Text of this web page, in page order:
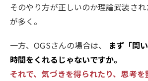
そのやり方が正しいのか理論武装さ
が多く。
一方、OGSさんの場合は、
まず「問
時間をくれるじゃないですか。
それで、気づきを得られたり、思考を